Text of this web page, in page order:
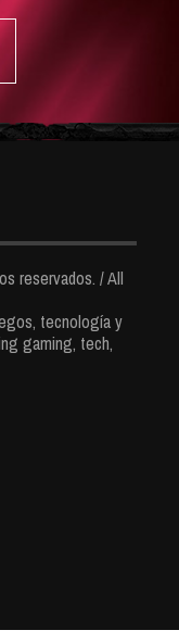
reservados. / All
tecnología y
gaming, tech,